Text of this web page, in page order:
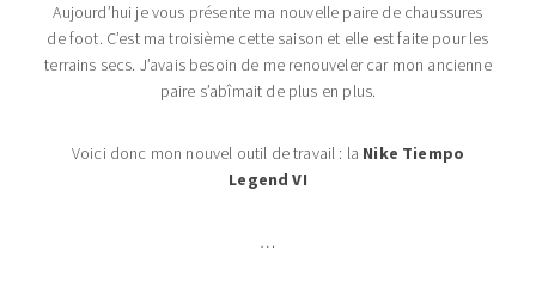
Aujourd’hui je vous présente ma nouvelle paire de chaussures
de foot. C’est ma troisième cette saison et elle est faite pour les
terrains secs. J’avais besoin de me renouveler car mon ancienne
paire s’abîmait de plus en plus.
Voici donc mon nouvel outil de travail : la Nike Tiempo
Legend VI
…